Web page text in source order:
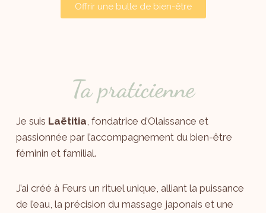
Offrir une bulle de bien-être
Ta praticienne
Je suis Laëtitia , fondatrice d’Olaissance et
passionnée par l’accompagnement du bien-être
féminin et familial.
J’ai créé à Feurs un rituel unique, alliant la puissance
de l’eau, la précision du massage japonais et une